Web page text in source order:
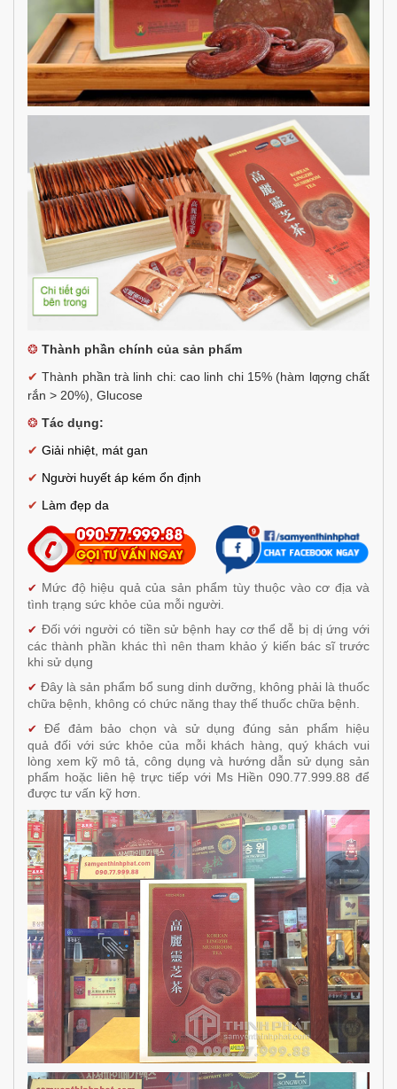
❂ Thành phần chính của sản phẩm
✔Thành phần trà linh chi: cao linh chi 15% (hàm lƣợng chất
rắn > 20%), Glucose
❂ Tác dụng:
✔ Giải nhiệt, mát gan
✔ Người huyết áp kém ổn định
✔ Làm đẹp da
✔ Mức độ hiệu quả của sản phẩm tùy thuộc vào cơ địa và
tình trạng sức khỏe của mỗi người.
✔ Đối với người có tiền sử bệnh hay cơ thể dễ bị dị ứng với
các thành phần khác thì nên tham khảo ý kiến bác sĩ trước
khi sử dụng
✔ Đây là sản phẩm bổ sung dinh dưỡng, không phải là thuốc
chữa bệnh, không có chức năng thay thế thuốc chữa bệnh.
✔ Để đảm bảo chọn và sử dụng đúng sản phẩm hiệu
quả đối với sức khỏe của mỗi khách hàng, quý khách vui
lòng xem kỹ mô tả, công dụng và hướng dẫn sử dụng sản
phẩm hoặc liên hệ trực tiếp với Ms Hiền 090.77.999.88 để
được tư vấn kỹ hơn.